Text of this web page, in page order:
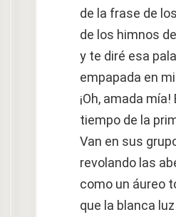
de la frase de
de los himnos
y te diré esa
empapada en
¡Oh, amada
tiempo de la
Van en sus
revolando las
como un áureo
que la blanca